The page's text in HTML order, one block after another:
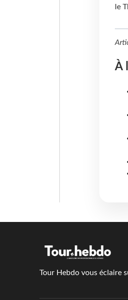
le
À
Tour Hebdo vous éclaire